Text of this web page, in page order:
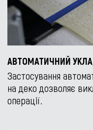
АВТОМАТИЧНИЙ
Застосування
на деко дозволяє
операції.